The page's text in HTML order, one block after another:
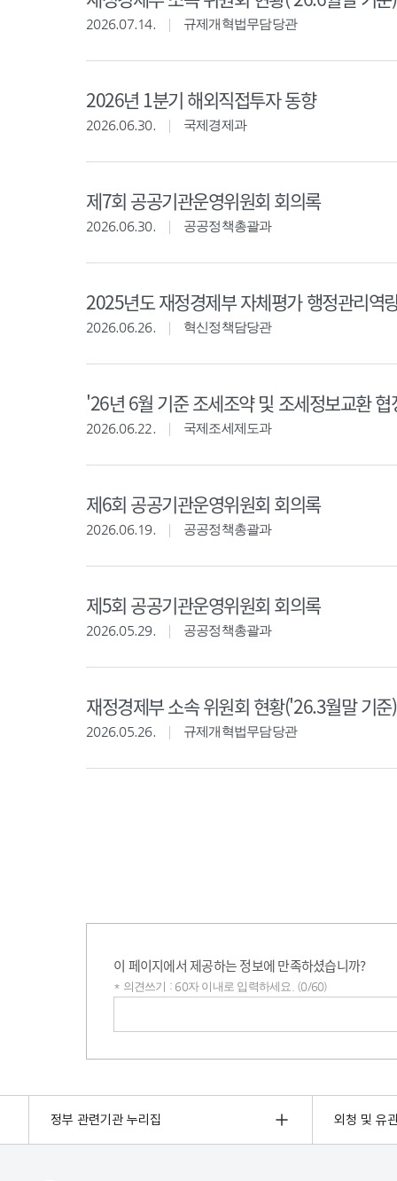
2026.07.14. 규제개혁법무담당관
2026년 1분기 해외직접투자 동향
2026.06.30. 국제경제과
제7회 공공기관운영위원회 회의록
2026.06.30. 공공정책총괄과
2025년도 재정경제부 자체평가 행정관리역
2026.06.26. 혁신정책담당관
'26년 6월 기준 조세조약 및 조세정보교환
2026.06.22. 국제조세제도과
제6회 공공기관운영위원회 회의록
2026.06.19. 공공정책총괄과
제5회 공공기관운영위원회 회의록
2026.05.29. 공공정책총괄과
재정경제부 소속 위원회 현황('26.3월말 기준)
2026.05.26. 규제개혁법무담당관
이 페이지에서 제공하는 정보에 만족하셨습니까?
* 의견쓰기 : 60자 이내로 입력하세요. (0/60)
정부 관련기관 누리집 외청 및 유